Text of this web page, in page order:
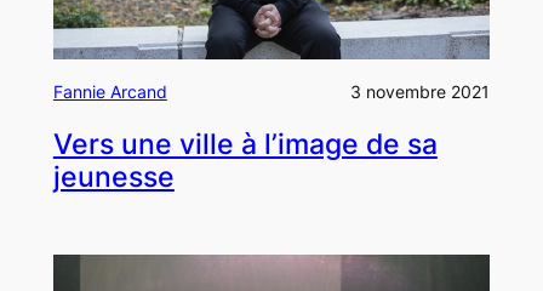
Fannie Arcand 3 novembre 2021
Vers une ville à l’image de sa
jeunesse